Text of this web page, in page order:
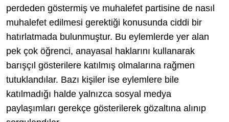
perdeden göstermiş ve muhalefet partisine de nasıl
muhalefet edilmesi gerektiği konusunda ciddi bir
hatırlatmada bulunmuştur. Bu eylemlerde yer alan
pek çok öğrenci, anayasal haklarını kullanarak
barışçıl gösterilere katılmış olmalarına rağmen
tutuklandılar. Bazı kişiler ise eylemlere bile
katılmadığı halde yalnızca sosyal medya
paylaşımları gerekçe gösterilerek gözaltına alınıp